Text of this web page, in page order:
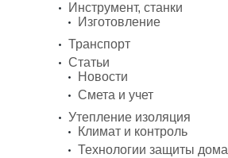
Инструмент, станки
Изготовление
Транспорт
Статьи
Новости
Смета и учет
Утепление изоляция
Климат и контроль
Технологии защиты дома